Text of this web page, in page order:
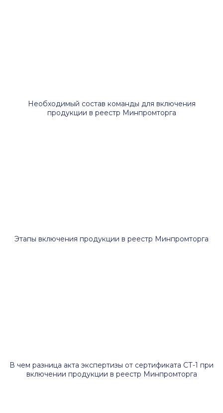
Необходимый состав команды для включения
продукции в реестр Минпромторга
Этапы включения продукции в реестр Минпромторга
В чем разница акта экспертизы от сертификата СТ-1 при
включении продукции в реестр Минпромторга